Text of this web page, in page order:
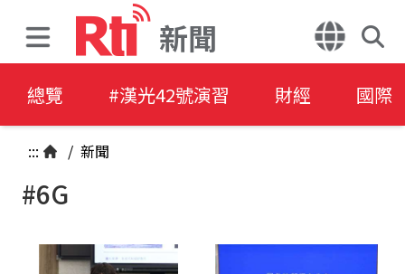
新聞
總覽 #漢光42號演習 財經 國際
::: / 新聞
#6G